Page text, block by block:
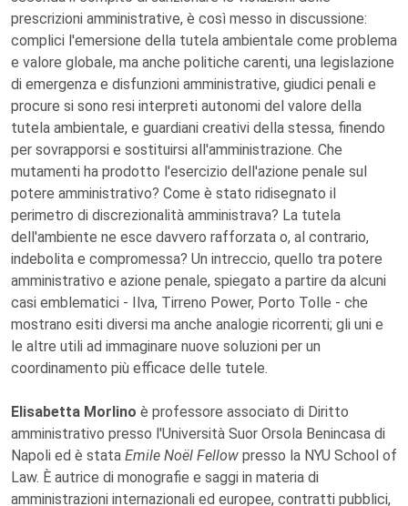
prescrizioni amministrative, è così messo in discussione:
complici l'emersione della tutela ambientale come problema
e valore globale, ma anche politiche carenti, una legislazione
di emergenza e disfunzioni amministrative, giudici penali e
procure si sono resi interpreti autonomi del valore della
tutela ambientale, e guardiani creativi della stessa, finendo
per sovrapporsi e sostituirsi all'amministrazione. Che
mutamenti ha prodotto l'esercizio dell'azione penale sul
potere amministrativo? Come è stato ridisegnato il
perimetro di discrezionalità amministrava? La tutela
dell'ambiente ne esce davvero rafforzata o, al contrario,
indebolita e compromessa? Un intreccio, quello tra potere
amministrativo e azione penale, spiegato a partire da alcuni
casi emblematici - Ilva, Tirreno Power, Porto Tolle - che
mostrano esiti diversi ma anche analogie ricorrenti; gli uni e
le altre utili ad immaginare nuove soluzioni per un
coordinamento più efficace delle tutele.
Elisabetta Morlino è professore associato di Diritto
amministrativo presso l'Università Suor Orsola Benincasa di
Napoli ed è stata Emile Noël Fellow presso la NYU School of
Law. È autrice di monografie e saggi in materia di
amministrazioni internazionali ed europee, contratti pubblici,